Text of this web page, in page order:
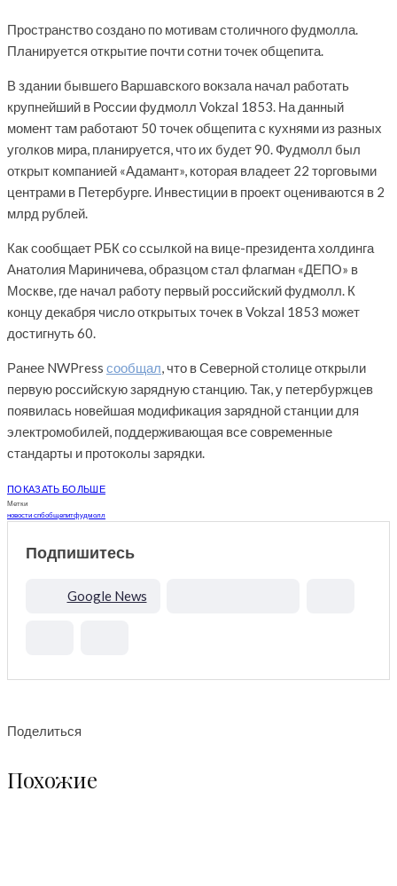
Пространство создано по мотивам столичного фудмолла.
Планируется открытие почти сотни точек общепита.
В здании бывшего Варшавского вокзала начал работать
крупнейший в России фудмолл Vokzal 1853. На данный
момент там работают 50 точек общепита с кухнями из разных
уголков мира, планируется, что их будет 90. Фудмолл был
открыт компанией «Адамант», которая владеет 22 торговыми
центрами в Петербурге. Инвестиции в проект оцениваются в 2
млрд рублей.
Как сообщает РБК со ссылкой на вице-президента холдинга
Анатолия Мариничева, образцом стал флагман «ДЕПО» в
Москве, где начал работу первый российский фудмолл. К
концу декабря число открытых точек в Vokzal 1853 может
достигнуть 60.
Ранее NWPress сообщал, что в Северной столице открыли
первую российскую зарядную станцию. Так, у петербуржцев
появилась новейшая модификация зарядной станции для
электромобилей, поддерживающая все современные
стандарты и протоколы зарядки.
ПОКАЗАТЬ БОЛЬШЕ
Метки
новости спбобщепитфудмолл
Подпишитесь
Google News
Поделиться
Похожие